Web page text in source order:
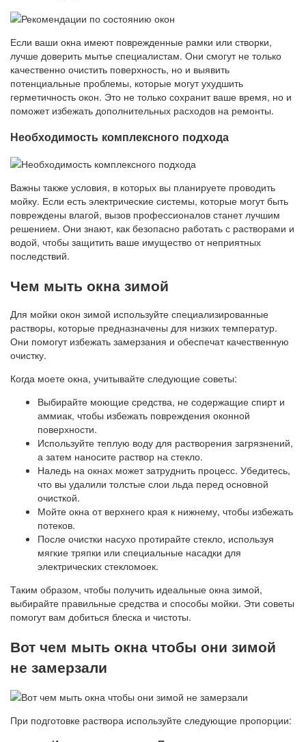
Если ваши окна имеют поврежденные рамки или створки,
лучше доверить мытье специалистам. Они смогут не только
качественно очистить поверхность, но и выявить
потенциальные проблемы, которые могут ухудшить
герметичность окон. Это не только сохранит ваше время, но и
поможет избежать дополнительных расходов на ремонты.
Необходимость комплексного подхода
Важны также условия, в которых вы планируете проводить
мойку. Если есть электрические системы, которые могут быть
повреждены влагой, вызов профессионалов станет лучшим
решением. Они знают, как безопасно работать с растворами и
водой, чтобы защитить ваше имущество от неприятных
последствий.
Чем мыть окна зимой
Для мойки окон зимой используйте специализированные
растворы, которые предназначены для низких температур.
Они помогут избежать замерзания и обеспечат качественную
очистку.
Когда моете окна, учитывайте следующие советы:
Выбирайте моющие средства, не содержащие спирт и
аммиак, чтобы избежать повреждения оконной
поверхности.
Используйте теплую воду для растворения загрязнений,
а затем наносите раствор на стекло.
Наледь на окнах может затруднить процесс. Убедитесь,
что вы удалили толстые слои льда перед основной
очисткой.
Мойте окна от верхнего края к нижнему, чтобы избежать
потеков.
После очистки насухо протирайте стекло, используя
мягкие тряпки или специальные насадки для
электрических стекломоек.
Таким образом, чтобы получить идеальные окна зимой,
выбирайте правильные средства и способы мойки. Эти советы
помогут вам добиться блеска и чистоты.
Вот чем мыть окна чтобы они зимой
не замерзали
При подготовке раствора используйте следующие пропорции: